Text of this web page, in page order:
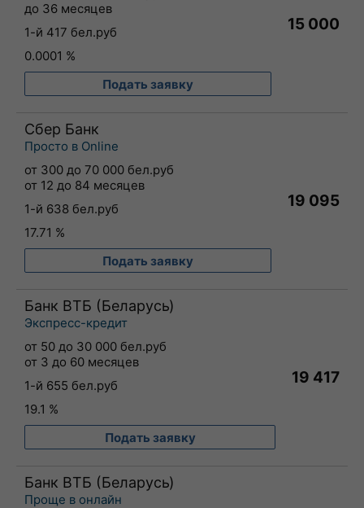
до 36 месяцев
1-й 417 бел.руб
0.0001 %
Подать заявку
15 000
Сбер Банк
Просто в Online
от 300 до 70 000 бел.руб
от 12 до 84 месяцев
1-й 638 бел.руб
17.71 %
Подать заявку
19 095
Банк ВТБ (Беларусь)
Экспресс-кредит
от 50 до 30 000 бел.руб
от 3 до 60 месяцев
1-й 655 бел.руб
19.1 %
Подать заявку
19 417
Банк ВТБ (Беларусь)
Проще в онлайн